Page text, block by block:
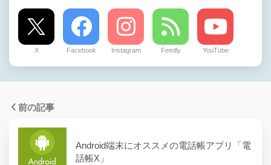
X Facebook Instagram Feedly YouTube
前の記事
Android端末にオススメの電話帳アプリ「電
話帳X」